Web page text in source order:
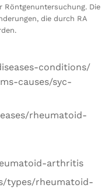
Röntgenuntersuchung. Die
die durch RA
conditions/
causes/syc-
rheumatoid-
arthritis
types/rheumatoid-